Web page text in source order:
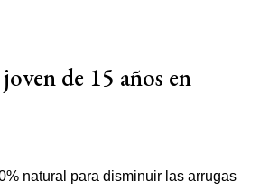
de 15 años en